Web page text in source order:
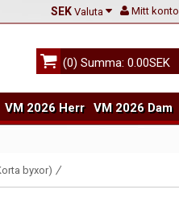
Mitt konto
SEK Valuta
(0) Summa: 0.00SEK
VM 2026 Herr VM 2026 Dam
byxor)